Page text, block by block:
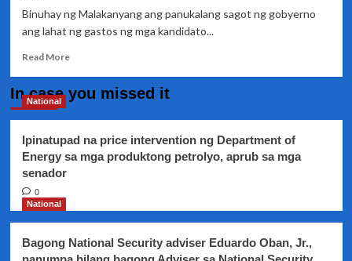
Binuhay ng Malakanyang ang panukalang sagot ng gobyerno
ang lahat ng gastos ng mga kandidato...
Read MoreRead
Gastos
ng
mga
para
In case you missed it
National
Ipinatupad na price intervention ng Department of
Energy sa mga produktong petrolyo, aprub sa mga
senador
0
National
Bagong National Security adviser Eduardo Oban, Jr.,